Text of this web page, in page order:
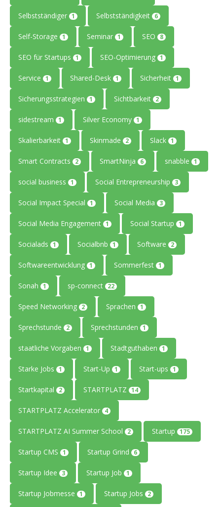
Selbstständiger 1 Selbstständigkeit 6
Self-Storage 1 Seminar 1 SEO 8
SEO für Startups 1 SEO-Optimierung 1
Service 1 Shared-Desk 1 Sicherheit 1
Sicherungsstrategien 1 Sichtbarkeit 2
sidestream 1 Silver Economy 1
Skalierbarkeit 1 Skinmade 2 Slack 1
Smart Contracts 2 SmartNinja 6 snabble 1
social business 1 Social Entrepreneurship 3
Social Impact Special 1 Social Media 3
Social Media Engagement 1 Social Startup 1
Socialads 1 Socialbnb 1 Software 2
Softwareentwicklung 1 Sommerfest 1
Sonah 1 sp-connect 22
Speed Networking 2 Sprachen 1
Sprechstunde 2 Sprechstunden 1
staatliche Vorgaben 1 Stadtguthaben 1
Starke Jobs 1 Start-Up 1 Start-ups 1
Startkapital 2 STARTPLATZ 14
STARTPLATZ Accelerator 4
STARTPLATZ AI Summer School 2 Startup 175
Startup CMS 1 Startup Grind 6
Startup Idee 3 Startup Job 1
Startup Jobmesse 1 Startup Jobs 2